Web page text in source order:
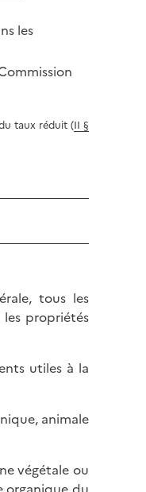
les
taux réduit (II §
tous les
propriétés
utiles à la
animale
végétale ou